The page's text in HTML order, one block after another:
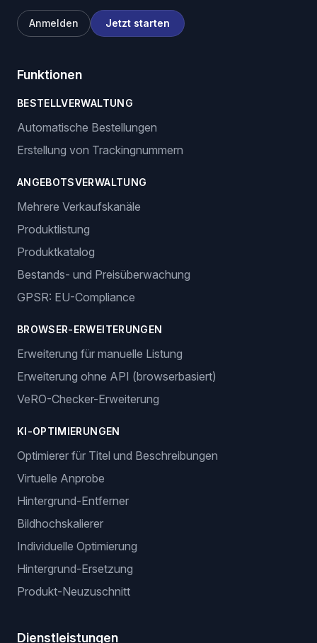
Anmelden Jetzt starten
Funktionen
BESTELLVERWALTUNG
Automatische Bestellungen
Erstellung von Trackingnummern
ANGEBOTSVERWALTUNG
Mehrere Verkaufskanäle
Produktlistung
Produktkatalog
Bestands- und Preisüberwachung
GPSR: EU-Compliance
BROWSER-ERWEITERUNGEN
Erweiterung für manuelle Listung
Erweiterung ohne API (browserbasiert)
VeRO-Checker-Erweiterung
KI-OPTIMIERUNGEN
Optimierer für Titel und Beschreibungen
Virtuelle Anprobe
Hintergrund-Entferner
Bildhochskalierer
Individuelle Optimierung
Hintergrund-Ersetzung
Produkt-Neuzuschnitt
Dienstleistungen